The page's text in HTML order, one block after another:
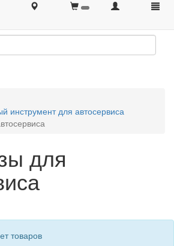
+7 (495) 646-08-66
инструмент для автосервиса
для
товаров